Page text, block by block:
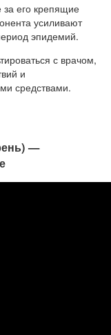
его крепящие
усиливают
эпидемий.
с врачом,
и
средствами.
—